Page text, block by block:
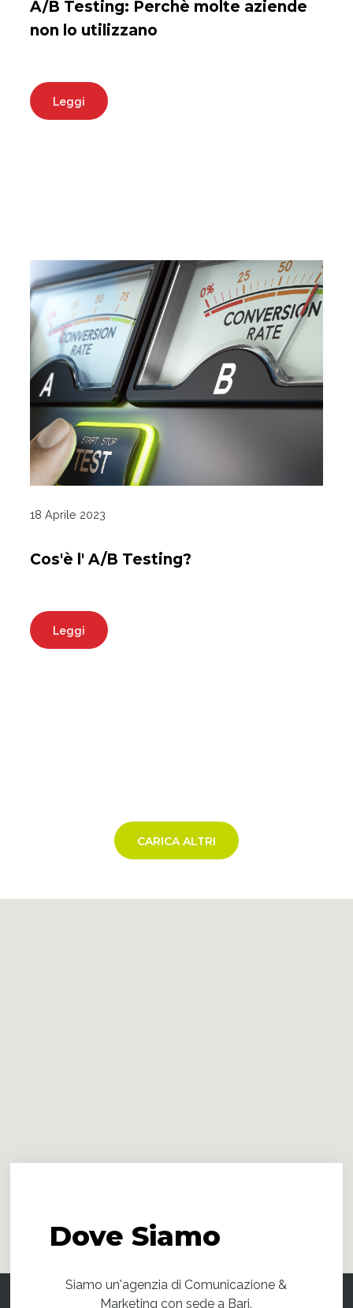
A/B Testing: Perchè molte aziende
non lo utilizzano
Leggi
18 Aprile 2023
Cos'è l' A/B Testing?
Leggi
CARICA ALTRI
DoveSiamo
Siamo un'agenzia di Comunicazione &
Marketing con sede a Bari.